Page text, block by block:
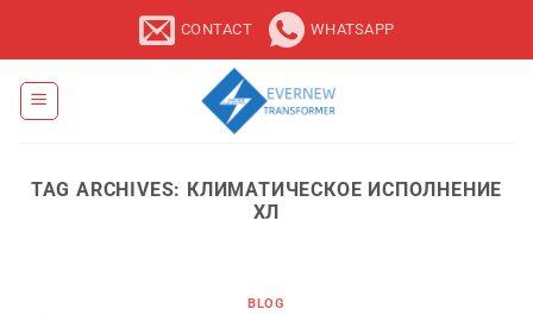
CONTACT WHATSAPP
TAG ARCHIVES: КЛИМАТИЧЕСКОЕ ИСПОЛНЕНИЕ
ХЛ
BLOG